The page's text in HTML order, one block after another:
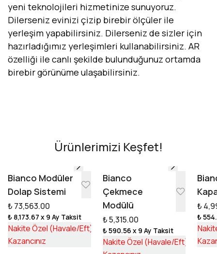
yeni teknolojileri hizmetinize sunuyoruz.
Dilerseniz evinizi çizip birebir ölçüler ile
yerleşim yapabilirsiniz. Dilerseniz de sizler için
hazırladığımız yerleşimleri kullanabilirsiniz. AR
özelliği ile canlı şekilde bulunduğunuz ortamda
birebir görünüme ulaşabilirsiniz.
Tasarıma Başla
Ürünlerimizi Keşfet!
Bianco Modüler
Dolap Sistemi
₺ 73,563.00
₺ 8,173.67 x 9 Ay Taksit
Nakite Özel (Havale/Eft) ₺ 55,253.17
Kazancınız ₺ 18,309.83
Bianco
Çekmece
Modülü
₺ 5,315.00
₺ 590.56 x 9 Ay Taksit
Nakite Özel (Havale/Eft) ₺
₺
₺